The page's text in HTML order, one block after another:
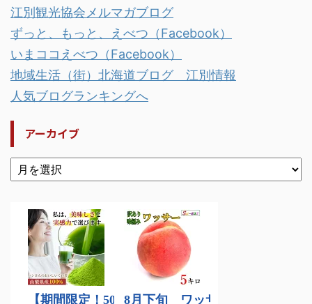
江別観光協会メルマガブログ
ずっと、もっと、えべつ（Facebook）
いまココえべつ（Facebook）
地域生活（街）北海道ブログ 江別情報
人気ブログランキングへ
アーカイブ